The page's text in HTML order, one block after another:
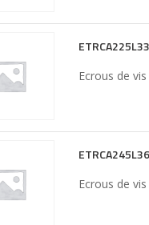
ETRCA225L33
Ecrous de
ETRCA245L36
Ecrous de